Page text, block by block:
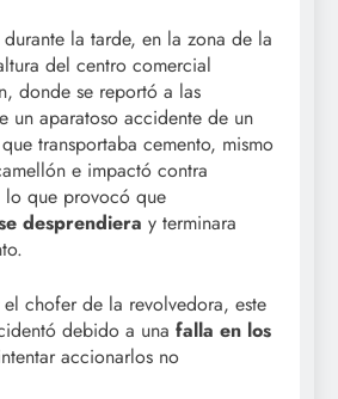
la tarde, en la zona de la
del centro comercial
donde se reportó a las
un aparatoso accidente de un
transportaba cemento, mismo
e impactó contra
lo que provocó que
desprendiera y terminara
chofer de la revolvedora, este
debido a una falla en los
accionarlos no